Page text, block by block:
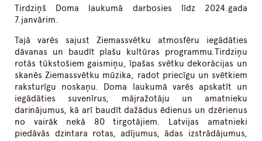
Tirdziņš Doma laukumā darbosies līdz 2024.gada
7.janvārim.
Tajā varēs sajust Ziemassvētku atmosfēru iegādāties
dāvanas un baudīt plašu kultūras programmu.Tirdziņu
rotās tūkstošiem gaismiņu, īpašas svētku dekorācijas un
skanēs Ziemassvētku mūzika, radot priecīgu un svētkiem
raksturīgu noskaņu. Doma laukumā varēs apskatīt un
iegādāties suvenīrus, mājražotāju un amatnieku
darinājumus, kā arī baudīt dažādus ēdienus un dzērienus
no vairāk nekā 80 tirgotājiem. Latvijas amatnieki
piedāvās dzintara rotas, adījumus, ādas izstrādājumus,